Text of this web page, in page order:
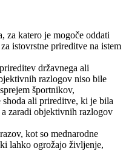
za katero je mogoče oddati
istovrstne prireditve na istem
državnega ali
razlogov niso bile
športnikov,
ali prireditve, ki je bila
zaradi objektivnih razlogov
kot so mednarodne
lahko ogrožajo življenje,